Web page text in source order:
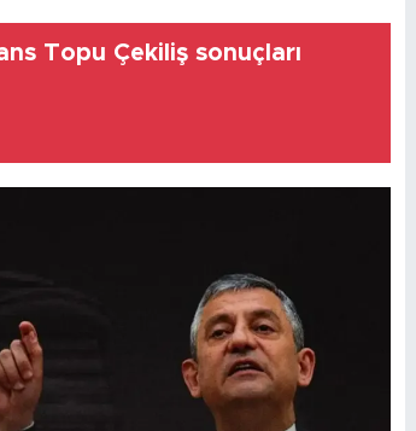
Topu Çekiliş sonuçları